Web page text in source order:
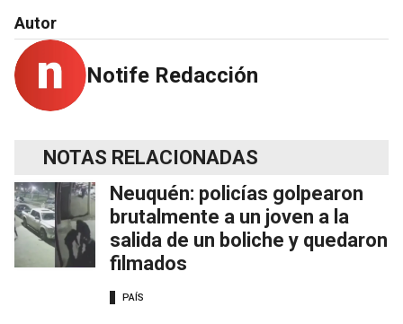
Autor
Notife Redacción
NOTAS RELACIONADAS
Neuquén: policías golpearon
brutalmente a un joven a la
salida de un boliche y quedaron
filmados
PAÍS